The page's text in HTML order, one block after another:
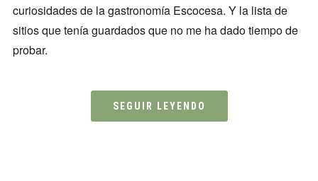
curiosidades de la gastronomía Escocesa. Y la lista de
sitios que tenía guardados que no me ha dado tiempo de
probar.
SEGUIR LEYENDO